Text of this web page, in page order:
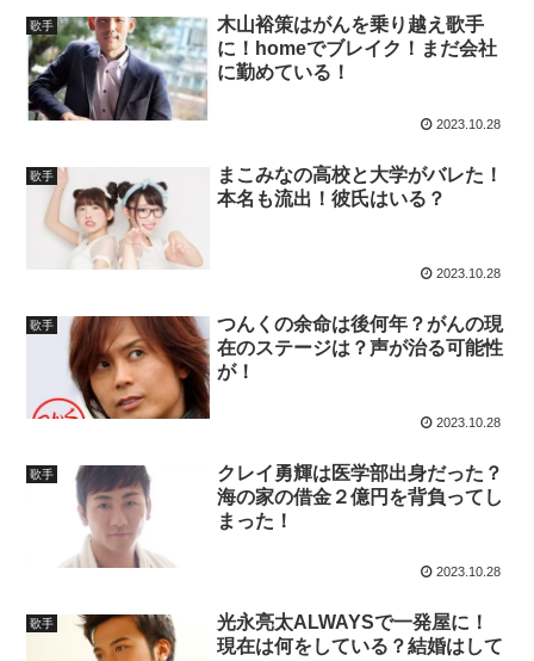
歌手
木山裕策はがんを乗り越え歌手
に！homeでブレイク！まだ会社
に勤めている！
2023.10.28
歌手
まこみなの高校と大学がバレた！
本名も流出！彼氏はいる？
2023.10.28
歌手
つんくの余命は後何年？がんの現
在のステージは？声が治る可能性
が！
2023.10.28
歌手
クレイ勇輝は医学部出身だった？
海の家の借金２億円を背負ってし
まった！
2023.10.28
歌手
光永亮太ALWAYSで一発屋に！
現在は何をしている？結婚はして